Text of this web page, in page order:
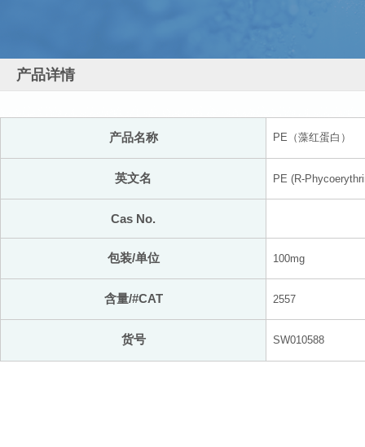
产品详情
产品名称 PE（藻红蛋白）
英文名 PE (R-
Cas No.
包装/单位 100mg
含量/#CAT 2557
货号 SW010588